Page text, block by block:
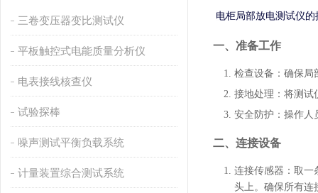
三卷变压器变比测试仪
平板触控式电能质量分析仪
电表接线核查仪
试验探棒
噪声测试平衡负载系统
计量装置综合测试系统
电柜局部放电测试仪
一、准备工作
检查设备 ：确保
接地处理 ：将测
安全防护 ：操作
二、连接设备
连接传感器 ：取
头上。确保所有连